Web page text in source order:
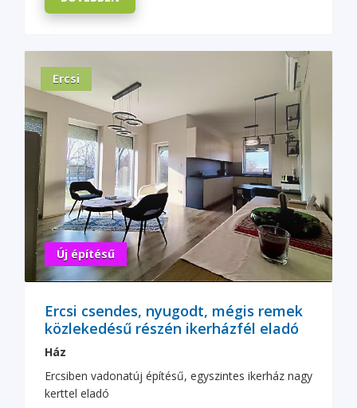
Ercsi
Új építésű
Ercsi csendes, nyugodt, mégis remek
közlekedésű részén ikerházfél eladó
Ház
Ercsiben vadonatúj építésű, egyszintes ikerház nagy
kerttel eladó